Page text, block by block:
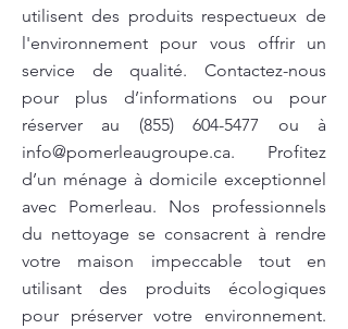
utilisent des produits respectueux de
l'environnement pour vous offrir un
service de qualité. Contactez-nous
pour plus d’informations ou pour
réserver au (855) 604-5477 ou à
info@pomerleaugroupe.ca. Profitez
d’un ménage à domicile exceptionnel
avec Pomerleau. Nos professionnels
du nettoyage se consacrent à rendre
votre maison impeccable tout en
utilisant des produits écologiques
pour préserver votre environnement.